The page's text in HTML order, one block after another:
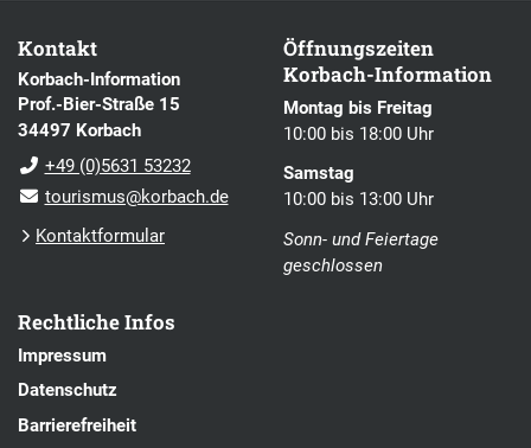
Kontakt
Korbach-Information
Prof.-Bier-Straße 15
34497 Korbach
+49 (0)5631 53232
tourismus@korbach.de
Kontaktformular
Öffnungszeiten
Korbach-Information
Montag bis Freitag
10:00 bis 18:00 Uhr
Samstag
10:00 bis 13:00 Uhr
Sonn- und Feiertage
geschlossen
Rechtliche Infos
Impressum
Datenschutz
Barrierefreiheit